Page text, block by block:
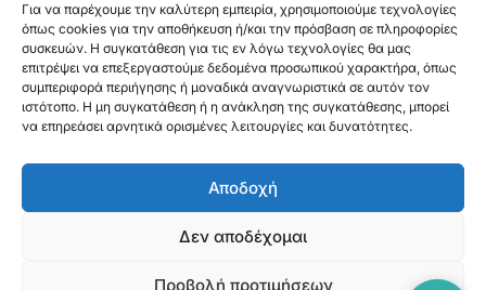
Για να παρέχουμε την καλύτερη εμπειρία, χρησιμοποιούμε τεχνολογίες
όπως cookies για την αποθήκευση ή/και την πρόσβαση σε πληροφορίες
συσκευών. Η συγκατάθεση για τις εν λόγω τεχνολογίες θα μας
επιτρέψει να επεξεργαστούμε δεδομένα προσωπικού χαρακτήρα, όπως
συμπεριφορά περιήγησης ή μοναδικά αναγνωριστικά σε αυτόν τον
ιστότοπο. Η μη συγκατάθεση ή η ανάκληση της συγκατάθεσης, μπορεί
να επηρεάσει αρνητικά ορισμένες λειτουργίες και δυνατότητες.
Αποδοχή
Δεν αποδέχομαι
Προβολή προτιμήσεων
ΟΡΟΙ ΧΡΗΣΗΣ
ΠΟΛΙΤΙΚΗ ΑΠΟΡΡΗΤΟΥ
ABOUT
ΕΠΙΚΟΙΝΩΝΙΑ